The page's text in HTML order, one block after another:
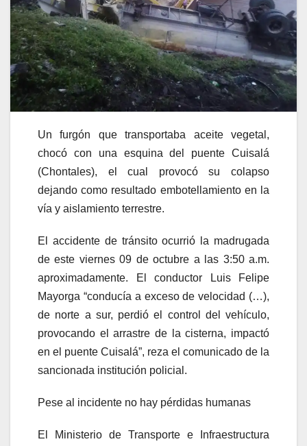
Un furgón que transportaba aceite vegetal,
chocó con una esquina del puente Cuisalá
(Chontales), el cual provocó su colapso
dejando como resultado embotellamiento en la
vía y aislamiento terrestre.
El accidente de tránsito ocurrió la madrugada
de este viernes 09 de octubre a las 3:50 a.m.
aproximadamente. El conductor Luis Felipe
Mayorga “conducía a exceso de velocidad (…),
de norte a sur, perdió el control del vehículo,
provocando el arrastre de la cisterna, impactó
en el puente Cuisalá”, reza el comunicado de la
sancionada institución policial.
Pese al incidente no hay pérdidas humanas
El Ministerio de Transporte e Infraestructura